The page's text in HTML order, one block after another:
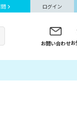
ログイン
お問い合わせお